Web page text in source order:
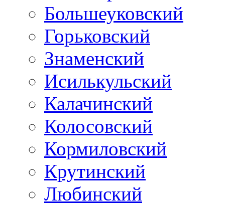
Большеуковский
Горьковский
Знаменский
Исилькульский
Калачинский
Колосовский
Кормиловский
Крутинский
Любинский